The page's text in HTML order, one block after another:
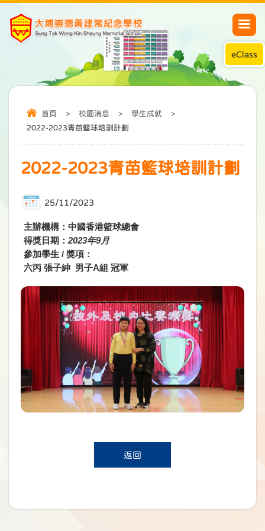
eClass
首頁 > 校園消息 > 學生成就
>
2022-2023青苗籃球培訓計劃
2022-2023青苗籃球培訓計劃
25/11/2023
主辦機構：中國香港籃球總會
得獎日期：2023年9月
參加學生 / 獎項：
六丙 張子紳 男子A組 冠軍
返回